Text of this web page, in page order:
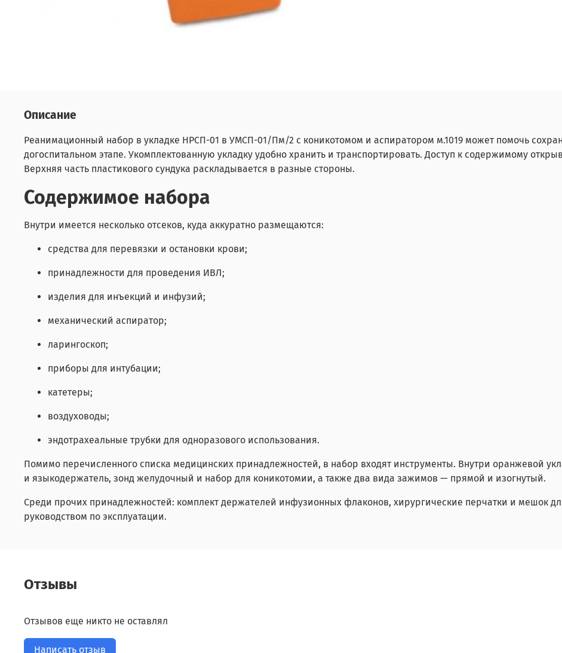
Описание
Реанимационный набор в укладке НРСП-01 в УМСП-01/Пм/2 с коникотомом и аспиратором м.1019 может помочь
догоспитальном этапе. Укомплектованную укладку удобно хранить и транспортировать. Доступ к содержимому
Верхняя часть пластикового сундука раскладывается в разные стороны.
Содержимое набора
Внутри имеется несколько отсеков, куда аккуратно размещаются:
средства для перевязки и остановки крови;
принадлежности для проведения ИВЛ;
изделия для инъекций и инфузий;
механический аспиратор;
ларингоскоп;
приборы для интубации;
катетеры;
воздуховоды;
эндотрахеальные трубки для одноразового использования.
Помимо перечисленного списка медицинских принадлежностей, в набор входят инструменты. Внутри оранжевой
и языкодержатель, зонд желудочный и набор для коникотомии, а также два вида зажимов — прямой и изогнутый.
Среди прочих принадлежностей: комплект держателей инфузионных флаконов, хирургические перчатки и мешок
руководством по эксплуатации.
Отзывы
Отзывов еще никто не оставлял
Написать отзыв